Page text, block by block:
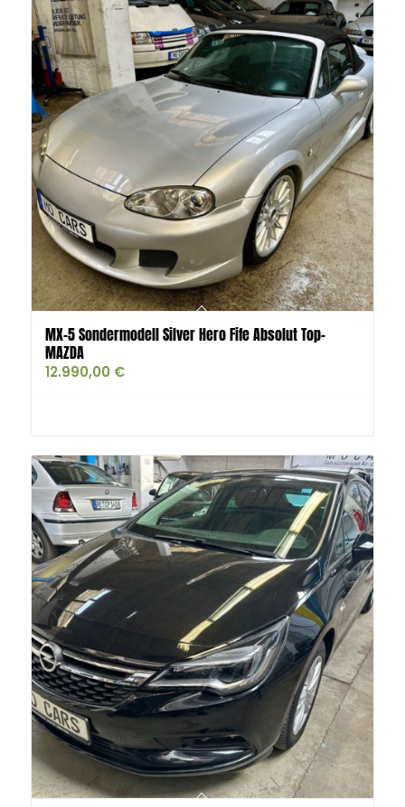
MX-5 Sondermodell Silver Hero Fife Absolut Top-
MAZDA
12.990,00 €